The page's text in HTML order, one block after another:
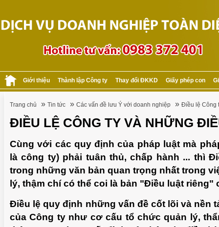
Giới thiệu Thành lập Công ty Thay đổi ĐKKD Giấy phép con
Trang chủ » Tin tức » Các vấn đề lưu Ý với doanh nghiệp » Điều lệ Công
ĐIỀU LỆ CÔNG TY VÀ NHỮNG
Cùng với các quy định của pháp luật mà
là công ty) phải tuân thủ, chấp hành ... thì
trong những văn bản quan trọng nhất trong
lý, thậm chí có thể coi là bản "Điều luật riêng"
Điều lệ quy định những vấn đề cốt lõi và nền
của Công ty như cơ cấu tổ chức quản lý,